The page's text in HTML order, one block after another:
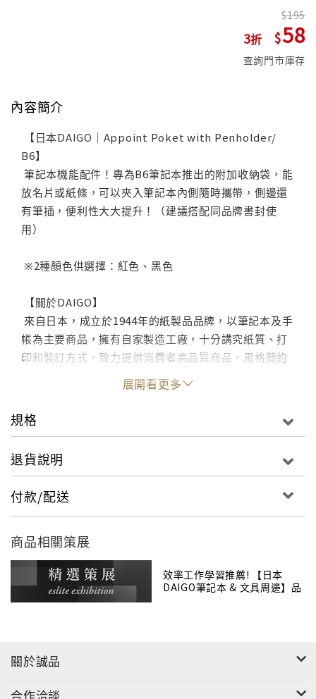
3
195
58
查詢門市庫存
內容簡介
【日本DAIGO｜Appoint Poket with Penholder/
B6】
筆記本機能配件！專為B6筆記本推出的附加收納袋，能
放名片或紙條，可以夾入筆記本內側隨時攜帶，側邊還
有筆插，便利性大大提升！（建議搭配同品牌書封使
用）
※2種顏色供選擇：紅色、黑色
【關於DAIGO】
來自日本，成立於1944年的紙製品品牌，以筆記本及手
帳為主要商品，擁有自家製造工廠，十分講究紙質、打
印和裝訂方式，致力提供消費者高品質商品，風格簡約
適合各個族群使用，商品廣銷於日本各地，是深受歡迎
展開看更多
規格
退貨說明
付款/配送
商品相關策展
效率工作學習推薦! 【日本
DAIGO筆記本 & 文具周邊】品
關於誠品
合作洽談